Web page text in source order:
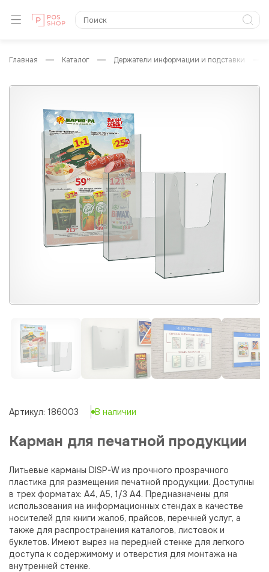
главная каталог держатели информации и подставки
Артикул: 186003 В наличии
Карман для печатной продукции
Литьевые карманы DISP-W из прочного прозрачного
пластика для размещения печатной продукции. Доступны
в трех форматах: А4, А5, 1/3 А4. Предназначены для
использования на информационных стендах в качестве
носителей для книги жалоб, прайсов, перечней услуг, а
также для распространения каталогов, листовок и
буклетов. Имеют вырез на передней стенке для легкого
доступа к содержимому и отверстия для монтажа на
внутренней стенке.